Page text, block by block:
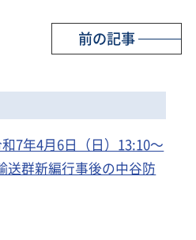
前の記事
7年4月6日（日）13:10～
送群新編行事後の中谷防